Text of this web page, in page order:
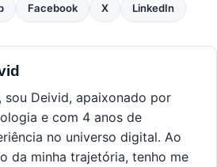
Facebook X LinkedIn
sou Deivid, apaixonado por
e com 4 anos de
no universo digital. Ao
da minha trajetória, tenho me